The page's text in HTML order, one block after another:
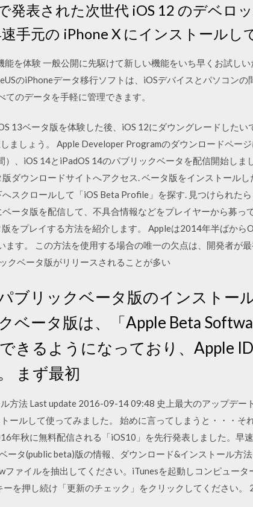
発表された次世代 iOS 12 のデベロ
手元の iPhone X にインストールし
を体験 一般公開に先駆けて新しい機能をいち早くお試し
のiPhoneデータ移行ソフトは、iOSデバイスとパソコン
のデータを手軽に管理できます。
13ベータ版を体験した後、iOS 12にダウングレードした
ましょう。 Apple Developer Programのダウンロードペー
）、iOS 14とiPadOS 14のパブリックベータを配信開始しま
ダウンロードサイトへアクセス. ベータ版をインストール
スクロールして「iOS Beta Profile」を探す. 見つけられた
ータ版を配信して、不具合情報などをプレイヤーから募っ
をプレイする方法を紹介します。 Appleは2014年半ばから
す。 この方法を使用する場合の唯一の欠点は、開発者が
クベータ版がリリースされることが多い
ブリックベータ版のインストー
ベータ版は、「Apple Beta
きるようになっており、Apple
まず最初
方法 Last update 2016-09-14 09:48 史上最大のアップデー
ールして使ってみました。 始めに言ってしまうと・・・そ
年秋に無料配信される「iOS10」を先行発表しました。早
ータ(public beta)版の情報、ダウンロード&インストール方
ファイルを抽出してください。iTunesを起動しコンピュータ
を押し続け「更新のチェック」をクリックしてください